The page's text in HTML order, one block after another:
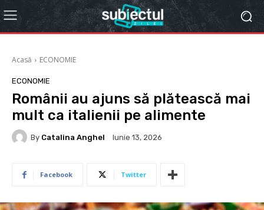
Acasă ECONOMIE
ECONOMIE
Românii au ajuns să plătească mai
mult ca italienii pe alimente
By Catalina Anghel Iunie 13, 2026
Facebook Twitter